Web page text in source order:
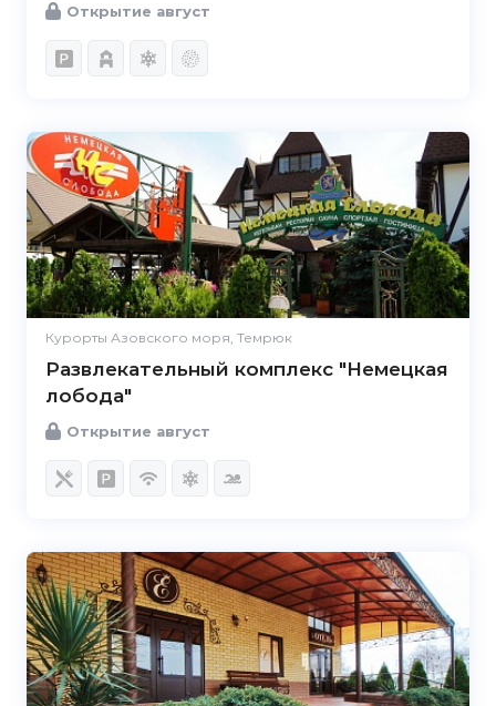
Открытие август
Курорты Азовского моря, Темрюк
Развлекательный комплекс "Немецкая
лобода"
Открытие август